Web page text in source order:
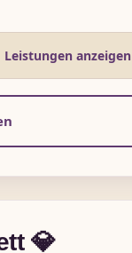
Leistungen anzeigen
💎